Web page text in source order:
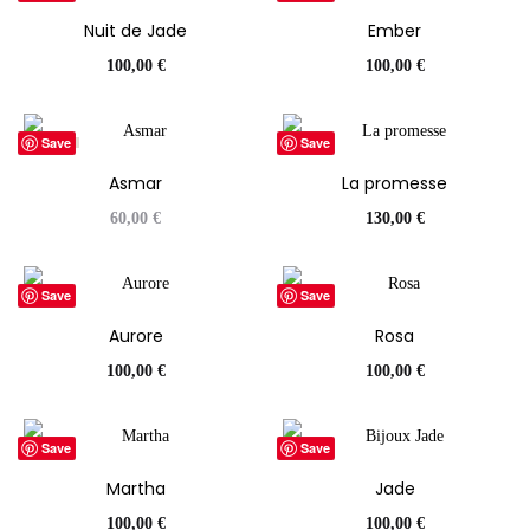
Nuit de Jade
100,00 €
Ember
100,00 €
Save
ÉPUISÉ
Asmar
60,00 €
Save
La promesse
130,00 €
Save
Aurore
100,00 €
Save
Rosa
100,00 €
Save
Martha
100,00 €
Save
Jade
100,00 €